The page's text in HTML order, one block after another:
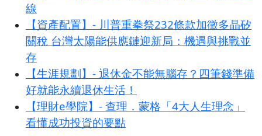
線
【資產配置】- 川普重拳祭232條款加徵多晶矽
關稅 台灣太陽能供應鏈迎新局：機遇與挑戰並
存
【生涯規劃】- 退休金不能無腦存？四筆錢準備
好就能永續退休生活！
【理財e學院】- 查理．蒙格「4大人生理念」
看懂成功投資的要點